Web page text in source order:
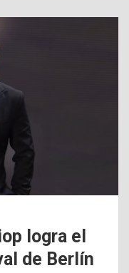
logra el
de Berlín